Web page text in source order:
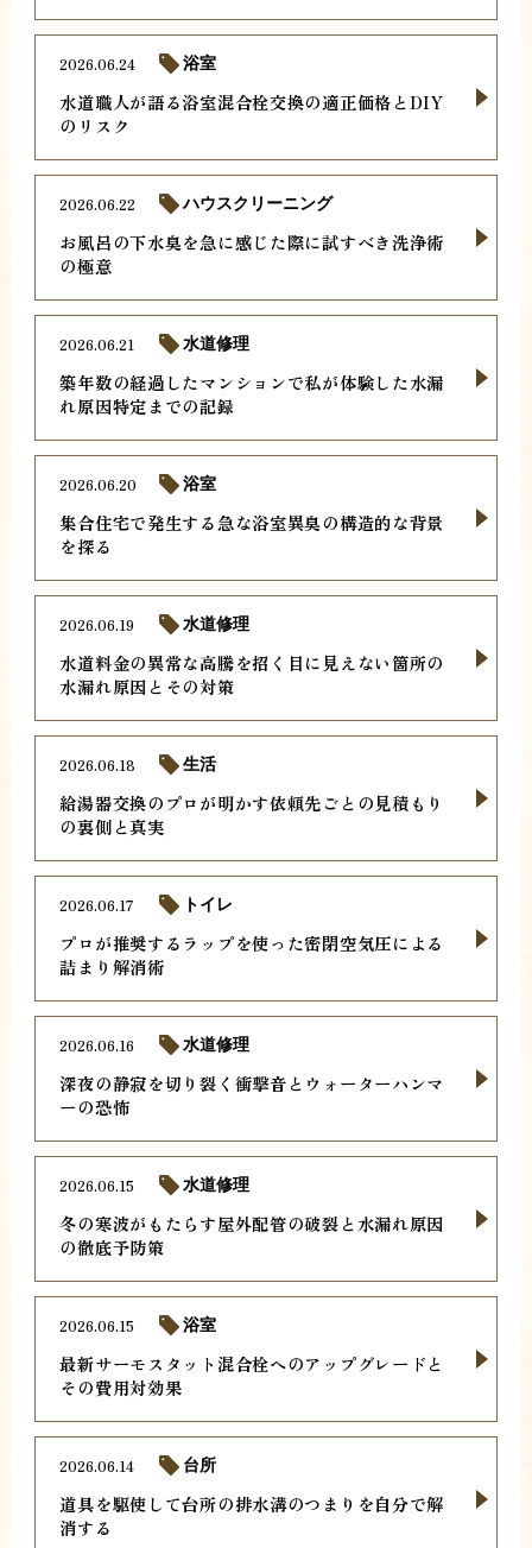
水道職人が語る浴室混合栓交換の適正価格とDIY
のリスク
2026.06.24 浴室
お風呂の下水臭を急に感じた際に試すべき洗浄術
の極意
2026.06.22 ハウスクリーニング
築年数の経過したマンションで私が体験した水漏
れ原因特定までの記録
2026.06.21 水道修理
集合住宅で発生する急な浴室異臭の構造的な背景
を探る
2026.06.20 浴室
水道料金の異常な高騰を招く目に見えない箇所の
水漏れ原因とその対策
2026.06.19 水道修理
給湯器交換のプロが明かす依頼先ごとの見積もり
の裏側と真実
2026.06.18 生活
プロが推奨するラップを使った密閉空気圧による
詰まり解消術
2026.06.17 トイレ
深夜の静寂を切り裂く衝撃音とウォーターハンマ
ーの恐怖
2026.06.16 水道修理
冬の寒波がもたらす屋外配管の破裂と水漏れ原因
の徹底予防策
2026.06.15 水道修理
最新サーモスタット混合栓へのアップグレードと
その費用対効果
2026.06.15 浴室
道具を駆使して台所の排水溝のつまりを自分で解
消する
2026.06.14 台所